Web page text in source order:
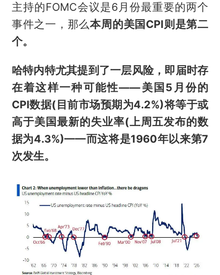
主持的FOMC会议是6月份最重要的两个
事件之一，那么本周的美国CPI则是第二
个。
哈特内特尤其提到了一层风险，即届时存
在着这样一种可能性——美国5月份的
CPI数据(目前市场预期为4.2%)将等于或
高于美国最新的失业率(上周五发布的数
据为4.3%)——而这将是1960年以来第7
次发生。